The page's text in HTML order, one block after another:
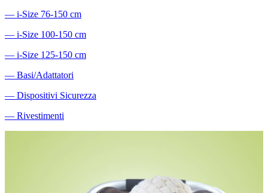
― i-Size 76-150 cm
― i-Size 100-150 cm
― i-Size 125-150 cm
― Basi/Adattatori
― Dispositivi Sicurezza
― Rivestimenti